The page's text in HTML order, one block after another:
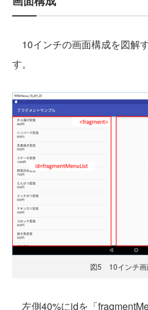
10インチの画面構成を図解
す。
図5 10インチ画
左側40%にidを「